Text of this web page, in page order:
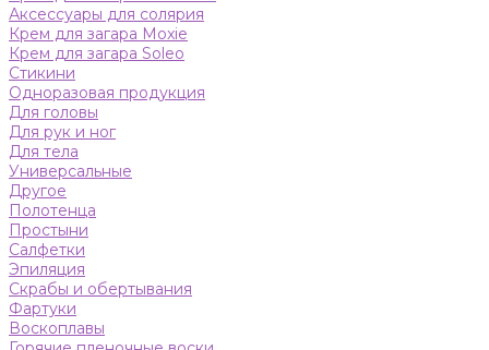
Аксессуары для солярия
Крем для загара Moxie
Крем для загара Soleo
Стикини
Одноразовая продукция
Для головы
Для рук и ног
Для тела
Универсальные
Другое
Полотенца
Простыни
Салфетки
Эпиляция
Скрабы и обертывания
Фартуки
Воскоплавы